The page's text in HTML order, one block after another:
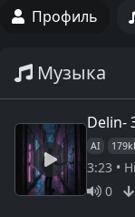
Профиль
Музыка
Delin-
AI
3:23 •
0